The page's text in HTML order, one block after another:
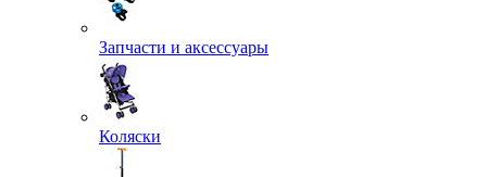
Запчасти и аксессуары
Коляски